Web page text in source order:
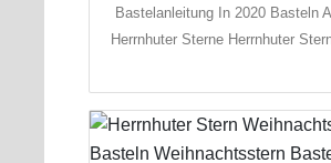
Bastelanleitung In 2020 Basteln
Herrnhuter Sterne Herrnhuter